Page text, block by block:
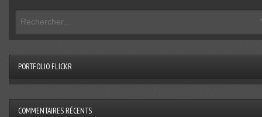
PORTFOLIO FLICKR
COMMENTAIRES RÉCENTS